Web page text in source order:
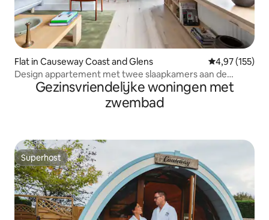
Flat in Causeway Coast and Glens Gemiddelde
4,97 (155)
Design appartement met twee slaapkamers aan de
noordkust
Gezinsvriendelijke woningen met
zwembad
Superhost
Superhost